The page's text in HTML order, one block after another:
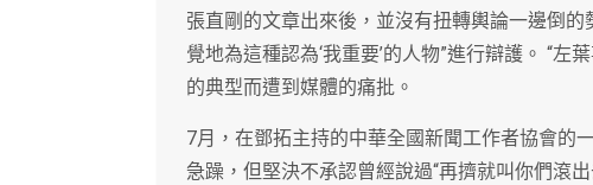
張直剛的文章出來後，並沒有扭轉輿論一邊倒
覺地為這種認為‘我重要’的人物”進行辯護。 “
的典型而遭到媒體的痛批。
7月，在鄧拓主持的中華全國新聞工作者協會的
急躁，但堅決不承認曾經說過“再擠就叫你們滾